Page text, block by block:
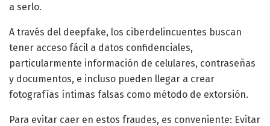
a serlo.
A través del deepfake, los ciberdelincuentes buscan
tener acceso fácil a datos confidenciales,
particularmente información de celulares, contraseñas
y documentos, e incluso pueden llegar a crear
fotografías íntimas falsas como método de extorsión.
Para evitar caer en estos fraudes, es conveniente: Evitar